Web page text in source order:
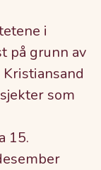
i
på grunn av
som
15.